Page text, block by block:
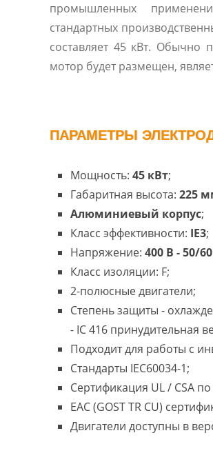
промышленных
стандартных
составляет 45 кВт. Обычно
мотор будет размещен,
ПАРАМЕТРЫ
Мощность: 45 кВт;
Габаритная высота: 225
Алюминиевый корпус;
Класс эффективности: IE3;
Напряжение: 400 В - 50/
Класс изоляции: F;
2-полюсные двигатели;
Степень защиты -
- IC 416 принудительная
Подходит для работы с
Стандарты IEC60034-1;
Сертификация UL / CSA
EAC (GOST TR CU)
Двигатели доступны в